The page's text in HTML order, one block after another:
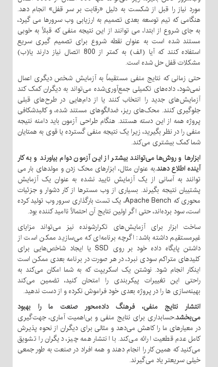
مورد نیاز را قبل از شکست به دلیل «رقابت بر سر قفل» انجام دهد.
هنگامی که تیم توسعه بعدی تصمیم به ارزیابی وب سرورها می گیرد،
به جای شروع از ابتدا، می توانند از این نتیجه منفی که قبلاً به خوبی
مستند شده است به عنوان نقطه شروع برای تصمیم گیری سریع
استفاده کنند که آیا (الف) به کمتر از 800 اتصال نیاز دارند یا(ب)
مشکلات قفل حل شده است.
حتی زمانی که نتایج منفی مستقیماً به آزمایش شخص دیگری اعمال
نمی‌شود، داده‌های تکمیلی جمع‌آوری‌شده می‌تواند به دیگران کمک کند
آزمایش‌های جدید را انتخاب کنند یا از دام‌هایی در طرح‌های قبلی
جلوگیری کنند. محک‌های ریز، ضدالگوهای مستند شده، و کالبدشکافی
پروژه همه از این دسته هستند. هنگام طراحی آزمون باید دامنه نتیجه
منفی را در نظر بگیرید، زیرا یک نتیجه منفی گسترده یا قوی به همتایان
شما کمک بیشتری می‌کند.
ابزارها و روش‌ها می‌توانند بیشتر از این آزمون دوام بیاورند و به کار
آینده اطلاع دهند.به عنوان مثال، ابزارهای محک زدن و مولدهای بار می
توانند به آسانی از یک آزمایش تایید نشده به عنوان یک آزمایش
پشتیبان نتیجه بگیرند. بسیاری از وب مسترها از کار دشوار و جزئیات
محوری که Apache Bench، یک تست بارگذاری سرور وب تولید کرده
است، سود برده‌اند، حتی اگر اولین نتایج آن احتمالاً ناامید کننده بود.
ساخت ابزار برای آزمایش‌های تکرارشونده نیز می‌تواند مزایای
غیرمستقیم داشته باشد: اگرچه برنامه‌ای که می‌سازید ممکن است از
داشتن پایگاه داده خود بر روی SSD یا ایجاد شاخص‌هایی برای
کلیدهای متراکم سودی نبرد، در هر صورت در برنامه بعدی ممکن است
اینکار انجام شود. نوشتن یک اسکریپت که به شما امکان می‌کند به
راحتی این تغییرات پیکربندی را امتحان کنید، تضمین می‌کند
بهینه‌سازی ها را در پروژه بعدی خود فراموش نکرده و از دست ندهید.
انتشار نتایج منفی، فرهنگ داده‌محور صنعت ما را بهبود
می‌بخشد.حسابداری برای نتایج منفی و بی‌اهمیت آماری، جهت‌گیری
در معیارهای ما را کاهش می‌دهد و مثالی برای دیگران از نحوه پذیرش
کامل عدم قطعیت ارائه می‌کند. با انتشار همه چیز، دیگران را تشویق
می‌کنید که همین کار را انجام دهند و همه افراد در صنعت به طور جمعی
خیلی سریعتر یاد می‌گیرند.